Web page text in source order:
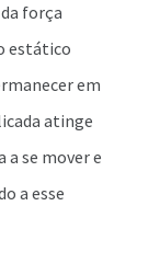
força
estático
em
atinge
a se mover e
a esse